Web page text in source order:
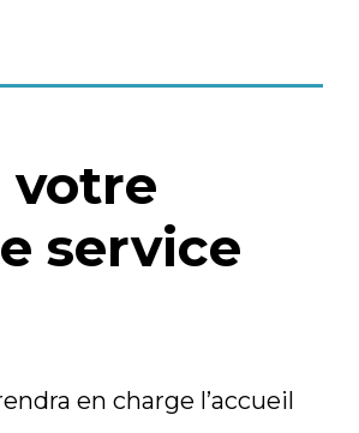
votre
service
en charge l’accueil